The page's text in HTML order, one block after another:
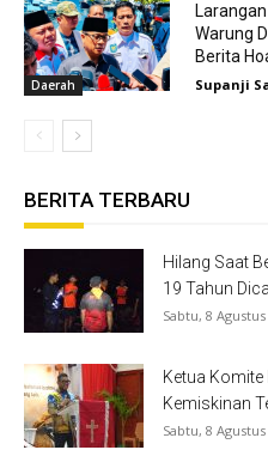
Daerah
Warung
Berita
Supanji
BERITA TERBARU
Hilang Saat
19 Tahun
Sabtu, 8 Agustus
Ketua Komite
Kemiskinan
Sabtu, 8 Agustus